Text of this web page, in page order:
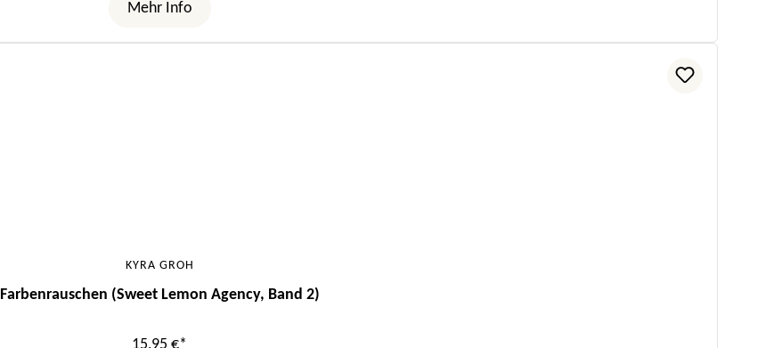
Mehr Info
KYRA GROH
Farbenrauschen (Sweet Lemon Agency, Band 2)